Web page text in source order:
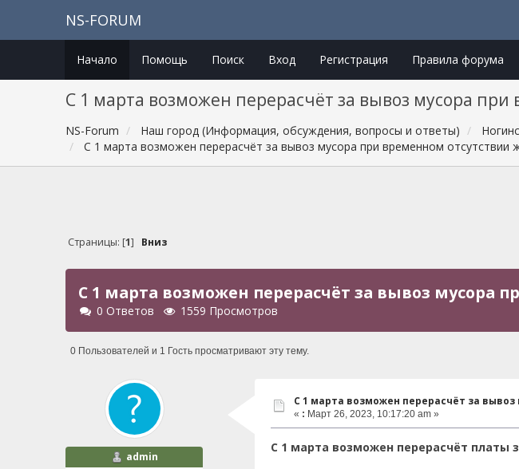
NS-FORUM
Начало Помощь Поиск Вход Регистрация Правила форума
С 1 марта возможен перерасчёт за вывоз мусора
NS-Forum Наш город (Информация, обсуждения, вопросы и ответы)
С 1 марта возможен перерасчёт за вывоз мусора при временном отсутствии
Страницы: [1] Вниз
С 1 марта возможен перерасчёт за вывоз мусора
0 Ответов 1559 Просмотров
0 Пользователей и 1 Гость просматривают эту тему.
admin
С 1 марта возможен перерасчёт за
« : Март 26, 2023, 10:17:20 am »
С 1 марта возможен перерасчёт платы